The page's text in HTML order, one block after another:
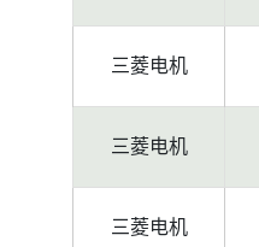
三菱电机
三菱电机
三菱电机